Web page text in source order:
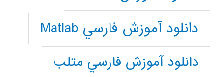
دانلود آموزش فارسي Matlab
دانلود آموزش فارسي متلب